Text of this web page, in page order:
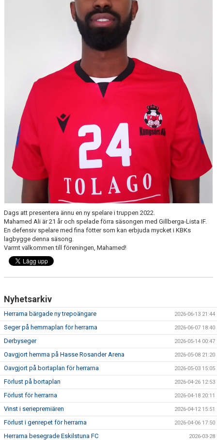
Dags att presentera ännu en ny spelare i truppen 2022.
Mahamed Ali är 21 år och spelade förra säsongen med Gillberga-Lista IF.
En defensiv spelare med fina fötter som kan erbjuda mycket i KBKs
lagbygge denna säsong.
Varmt välkommen till föreningen, Mahamed!
Nyhetsarkiv
Herrarna bärgade ny trepoängare 2026-06-13 21:44
Seger på hemmaplan för herrarna 2026-06-07 18:40
Derbyseger 2026-05-14 00:47
Oavgjort hemma på Hasse Rosander Arena 2026-05-08 21:20
Oavgjort på bortaplan för herrarna 2026-05-03 15:05
Förlust på bortaplan 2026-04-26 12:53
Förlust för herrarna 2026-04-18 20:11
Vinst i seriepremiären 2026-04-12 15:51
Förlust i genrepet för herrarna 2026-04-06 17:50
Herrarna besegrade Eskilstuna FC 2026-03-28